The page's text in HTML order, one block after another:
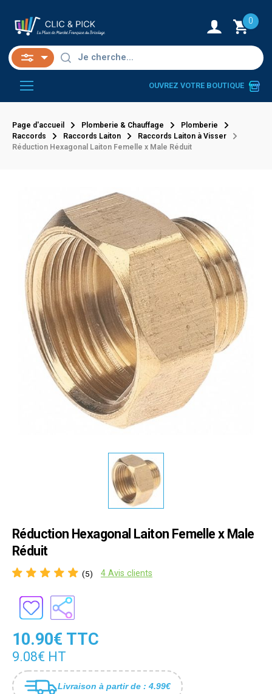
0
OUVREZ VOTRE BOUTIQUE
Page d'accueil Plomberie & Chauffage
Plomberie
Raccords
Raccords Laiton
Raccords Laiton à Visser
Réduction Hexagonal Laiton Femelle x Male Réduit
Réduction Hexagonal Laiton Femelle x Male
Réduit
(5) 4 Avis clients
10.90€ TTC
9.08€ HT
Livraison à partir de : 4.99€